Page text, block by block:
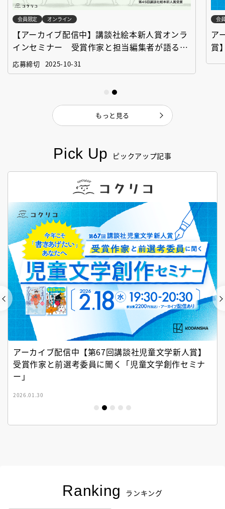
Pick Up ピックアップ記事
アーカイブ配信中【第67回講談社児童文学新人賞】
受賞作家と前選考委員に聞く「児童文学創作セミナ
ー」
2026.01.30
Ranking ランキング
会員限定 オンライン
【アーカイブ配信中】講談社絵本新人賞オンラ
インセミナー 受賞作家と担当編集者が語る
「絵本創作実践講座」
応募締切 2025-10-31
会
ア
賞
もっと見る